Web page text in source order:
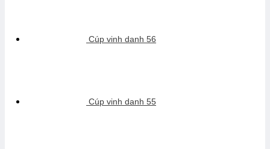
Cúp vinh danh 56
Cúp vinh danh 55